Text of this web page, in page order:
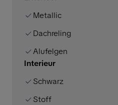
Metallic
Dachreling
Alufelgen
Interieur
Schwarz
Stoff